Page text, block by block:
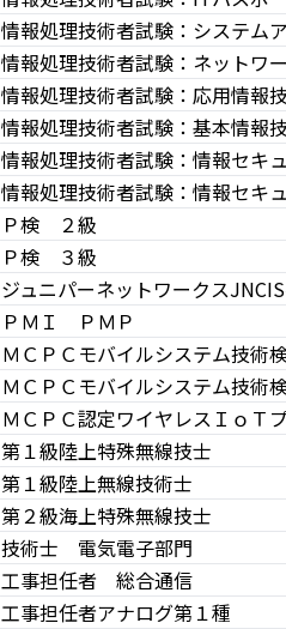
情報処理技術者試験：システム
情報処理技術者試験：ネットワ
情報処理技術者試験：応用情報
情報処理技術者試験：基本情報
情報処理技術者試験：情報セキ
情報処理技術者試験：情報セキ
Ｐ検 ２級
Ｐ検 ３級
ジュニパーネットワークス
ＰＭＩ ＰＭＰ
ＭＣＰＣモバイルシステム技
ＭＣＰＣモバイルシステム技
ＭＣＰＣ認定ワイヤレスＩｏ
第１級陸上特殊無線技士
第１級陸上無線技術士
第２級海上特殊無線技士
技術士 電気電子部門
工事担任者 総合通信
工事担任者アナログ第１種